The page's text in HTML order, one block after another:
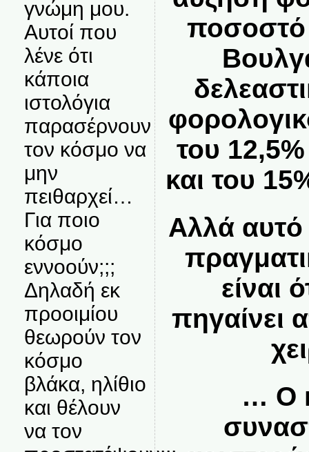
γνώμη μου.
Αυτοί που
λένε ότι
κάποια
ιστολόγια
παρασέρνουν
τον κόσμο να
μην
πειθαρχεί…
Για ποιο
κόσμο
εννοούν;;;
Δηλαδή εκ
προοιμίου
θεωρούν τον
κόσμο
βλάκα, ηλίθιο
και θέλουν
να τον
ποσοστό
του
και του
Αλλά αυτό
είναι
πηγαίνει
… Ο